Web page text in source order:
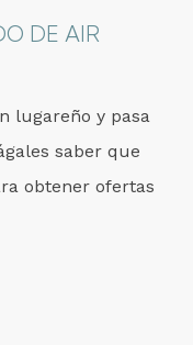
DE AIR
lugareño y pasa
saber que
obtener ofertas